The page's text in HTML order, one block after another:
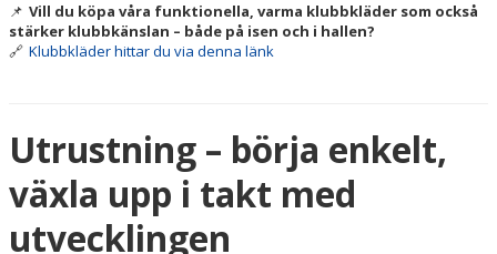
📌 Vill du köpa våra funktionella, varma klubbkläder som också
stärker klubbkänslan – både på isen och i hallen?
🔗 Klubbkläder hittar du via denna länk
Utrustning – börja enkelt,
växla upp i takt med
utvecklingen